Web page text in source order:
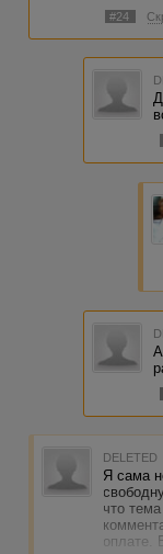
#24
DELETED
Я сама
что
оплате.